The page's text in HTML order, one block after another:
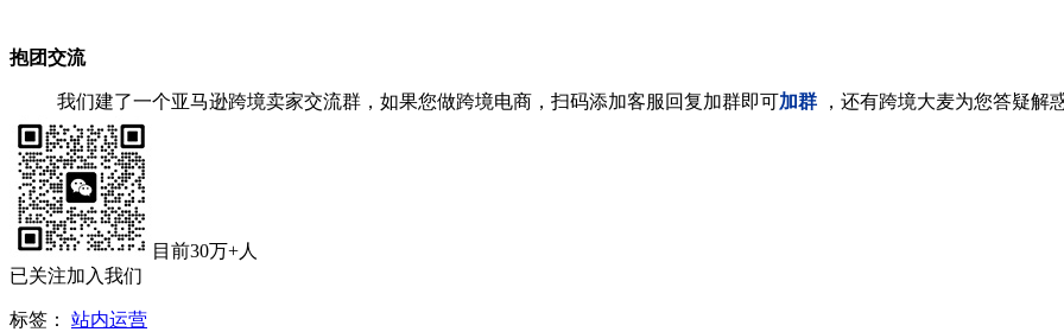
抱团交流
我们建了一个亚马逊跨境卖家交流群，如果您做跨境电商，扫码添加客服回复加群即可加群 ，还有跨境大麦为您答疑解
目前30万+人
已关注加入我们
标签：
站内运营